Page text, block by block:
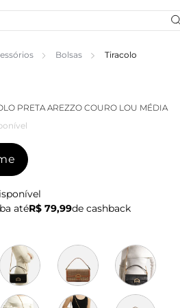
Bolsas Tiracolo
PRETA AREZZO COURO LOU MÉDIA
atéR$ 79,99de cashback